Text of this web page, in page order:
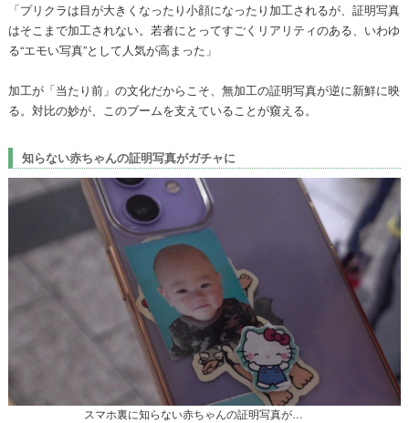
「プリクラは目が大きくなったり小顔になったり加工されるが、証明写真
はそこまで加工されない。若者にとってすごくリアリティのある、いわゆ
る“エモい写真”として人気が高まった」
加工が「当たり前」の文化だからこそ、無加工の証明写真が逆に新鮮に映
る。対比の妙が、このブームを支えていることが窺える。
知らない赤ちゃんの証明写真がガチャに
スマホ裏に知らない赤ちゃんの証明写真が…